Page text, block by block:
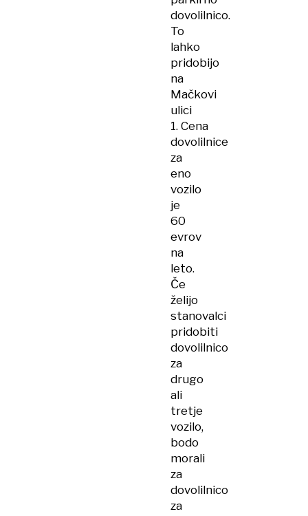
dovolilnico.
To
lahko
pridobijo
na
Mačkovi
ulici
1. Cena
dovolilnice
za
eno
vozilo
je
60
evrov
na
leto.
Če
želijo
stanovalci
pridobiti
dovolilnico
za
drugo
ali
tretje
vozilo,
bodo
morali
za
dovolilnico
za